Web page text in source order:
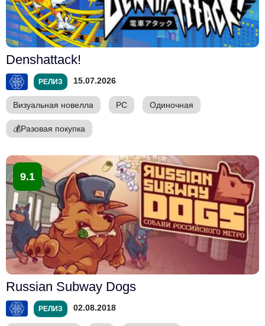
Denshattack!
РЕЛИЗ 15.07.2026
Визуальная новелла PC Одиночная
💰Разовая покупка
9.1
Russian Subway Dogs
РЕЛИЗ 02.08.2018